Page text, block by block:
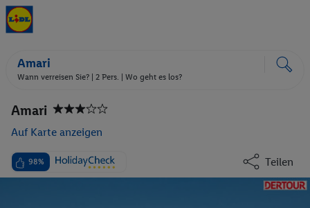
Amari
Wann verreisen Sie? | 2 Pers. | Wo geht es los?
Amari
Auf Karte anzeigen
98% Teilen